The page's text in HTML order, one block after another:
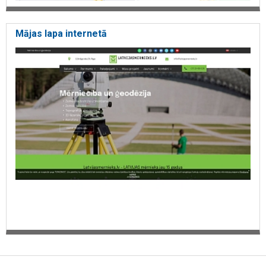
Mājas lapa internetā